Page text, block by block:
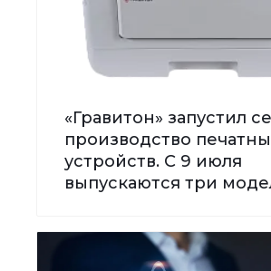
«Гравитон» запустил
производство
устройств. С 9 июля
выпускаются три